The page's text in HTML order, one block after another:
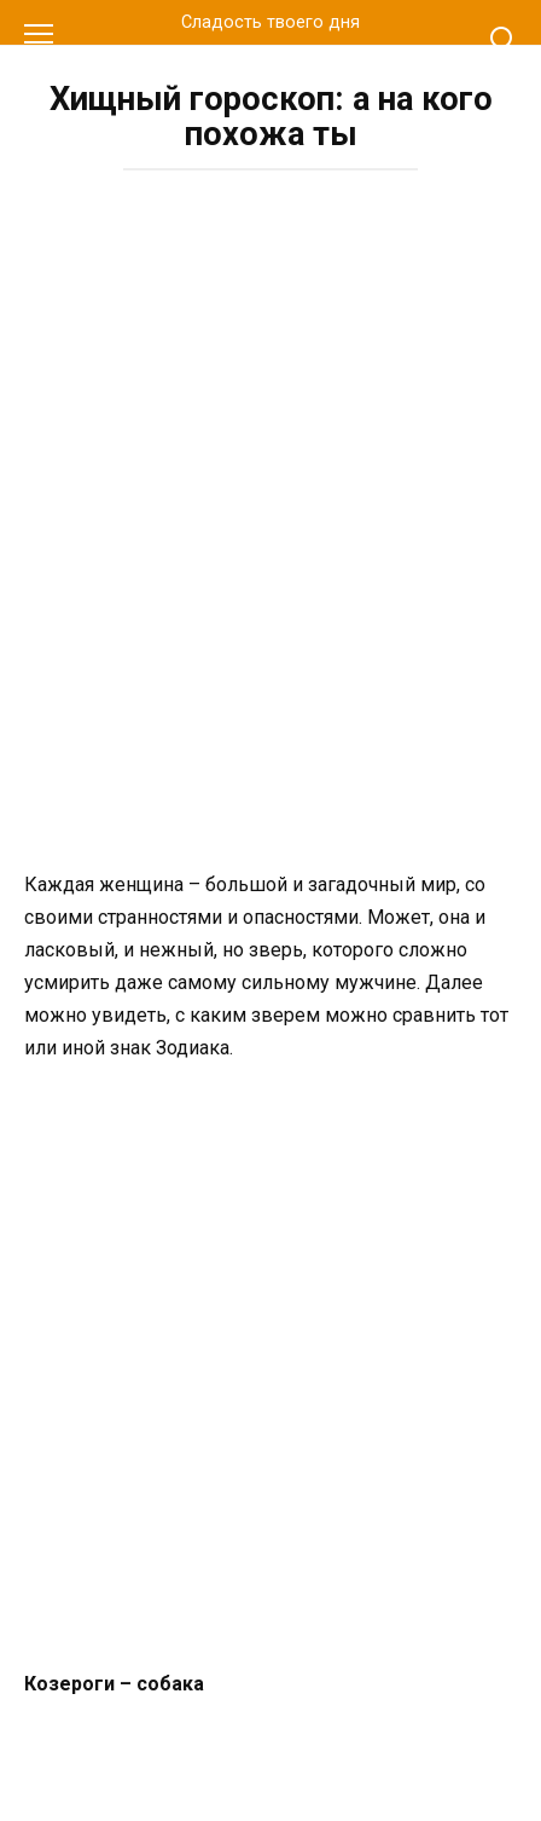
к
Сладость твоего дня
Хищный гороскоп: а на кого
похожа ты
Каждая женщина – большой и загадочный мир, со
своими странностями и опасностями. Может, она и
ласковый, и нежный, но зверь, которого сложно
усмирить даже самому сильному мужчине. Далее
можно увидеть, с каким зверем можно сравнить тот
или иной знак Зодиака.
Кoзероги – собака